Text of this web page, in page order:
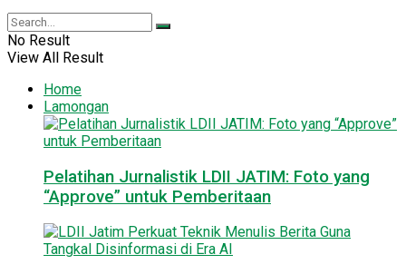
No Result
View All Result
Home
Lamongan
Pelatihan Jurnalistik LDII JATIM: Foto yang
“Approve” untuk Pemberitaan